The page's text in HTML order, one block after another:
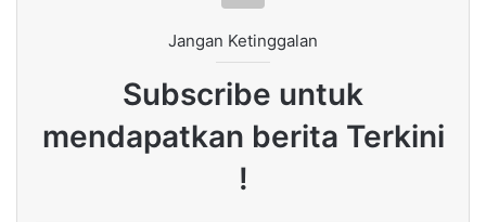
Jangan Ketinggalan
Subscribe untuk
mendapatkan berita Terkini
!